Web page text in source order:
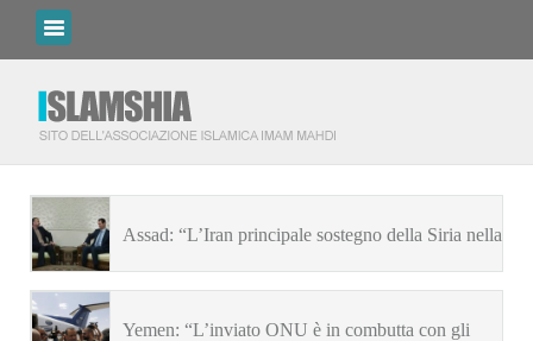
Assad: “L’Iran principale sostegno della Siria nella
Yemen: “L’inviato ONU è in combutta con gli